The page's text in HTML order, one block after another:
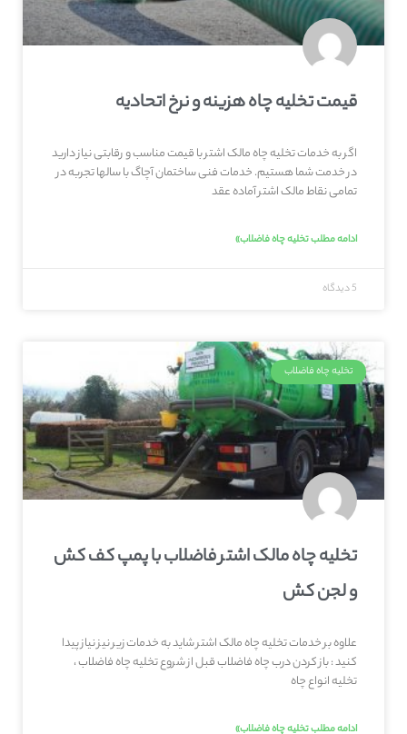
قیمت تخلیه چاه هزینه و نرخ اتحادیه
اگر به خدمات تخلیه چاه مالک اشتر با قیمت مناسب و رقابتی نیاز دارید
در خدمت شما هستیم. خدمات فنی ساختمان آچاگ با سالها تجربه در
تمامی نقاط مالک اشتر آماده عقد
ادامه مطلب تخلیه چاه فاضلاب»
5 دیدگاه
تخلیه چاه فاضلاب
تخلیه چاه مالک اشتر فاضلاب با پمپ کف کش
و لجن کش
علاوه بر خدمات تخلیه چاه مالک اشتر شاید به خدمات زیر نیز نیاز پیدا
کنید : باز کردن درب چاه فاضلاب قبل از شروع تخلیه چاه فاضلاب ،
تخلیه انواع چاه
ادامه مطلب تخلیه چاه فاضلاب»